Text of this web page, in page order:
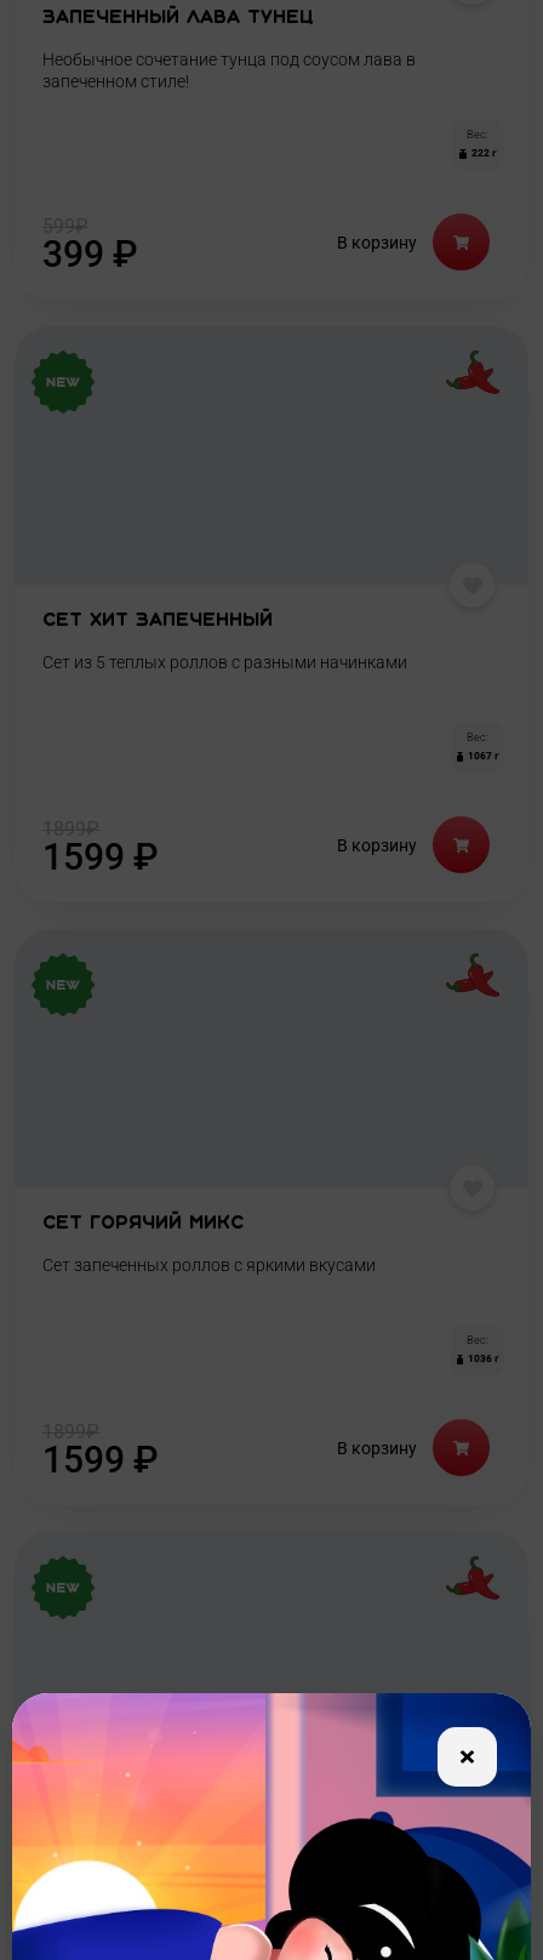
Запеченный лава тунец
Необычное сочетание тунца под соусом лава в
запеченном стиле!
Вес:
222 г
399 ₽ В корзину
Сет Хит Запеченный
Сет из 5 теплых роллов с разными начинками
Вес:
1067 г
1599 ₽ В корзину
Сет Горячий Микс
Сет запеченных роллов с яркими вкусами
Вес:
1036 г
1599 ₽ В корзину
Комбинированный сет из теплых и классических роллов
для небольшой компании
Вес: